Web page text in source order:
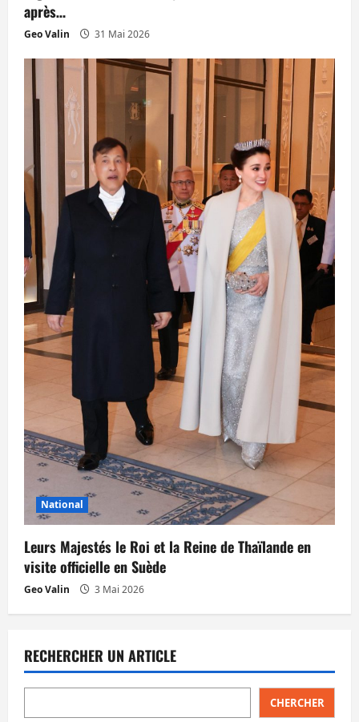
après…
Geo Valin 31 Mai 2026
National
Leurs Majestés le Roi et la Reine de Thaïlande en
visite officielle en Suède
Geo Valin 3 Mai 2026
RECHERCHER UN ARTICLE
CHERCHER